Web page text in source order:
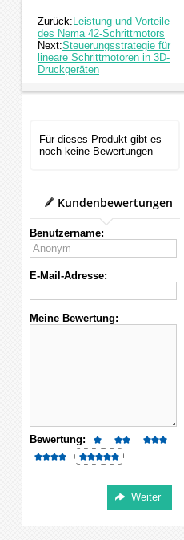
Zurück: Leistung und Vorteile
des Nema 42-Schrittmotors
Next:Steuerungsstrategie für
lineare Schrittmotoren in 3D-
Druckgeräten
Für dieses Produkt gibt es
noch keine Bewertungen
Kundenbewertungen
Benutzername:
E-Mail-Adresse:
Meine Bewertung:
Bewertung: